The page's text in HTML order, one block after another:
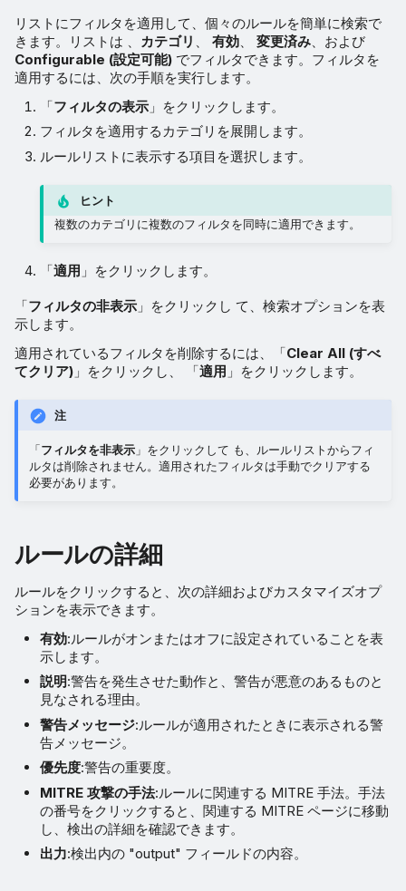
リストにフィルタを適用して、個々のルールを簡単に検索で
きます。リストは 、 カテゴリ 、 有効、 変更済み、および
Configurable (設定可能) でフィルタできます。フィルタを
適用するには、次の手順を実行します。
「フィルタの表示 」をクリックします。
フィルタを適用するカテゴリを展開します。
ルールリストに表示する項目を選択します。
ヒント
複数のカテゴリに複数のフィルタを同時に適用できます。
「適用 」をクリックします。
「フィルタの非表示 」をクリックし て、検索オプションを表
示します。
適用されているフィルタを削除するには、「Clear All (すべ
てクリア) 」をクリックし、 「適用 」をクリックします。
注
「フィルタを非表示 」をクリックして も、ルールリストからフィ
ルタは削除されません。適用されたフィルタは手動でクリアする
必要があります。
ルールの詳細
ルールをクリックすると、次の詳細およびカスタマイズオプ
ションを表示できます。
有効:ルールがオンまたはオフに設定されていることを表
示します。
説明:警告を発生させた動作と、警告が悪意のあるものと
見なされる理由。
警告メッセージ:ルールが適用されたときに表示される警
告メッセージ。
優先度:警告の重要度。
MITRE 攻撃の手法:ルールに関連する MITRE 手法。手法
の番号をクリックすると、関連する MITRE ページに移動
し、検出の詳細を確認できます。
出力:検出内の "output" フィールドの内容。